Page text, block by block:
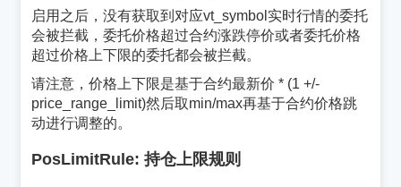
启用之后，没有获取到对应vt_symbol实时行情的委托
会被拦截，委托价格超过合约涨跌停价或者委托价格
超过价格上下限的委托都会被拦截。
请注意，价格上下限是基于合约最新价 * (1 +/-
price_range_limit)然后取min/max再基于合约价格跳
动进行调整的。
PosLimitRule: 持仓上限规则